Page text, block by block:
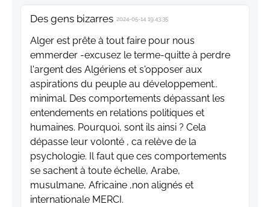
Des gens bizarres 2024-05-14 19:43:35
Alger est prête à tout faire pour nous
emmerder -excusez le terme-quitte à perdre
l'argent des Algériens et s'opposer aux
aspirations du peuple au développement..
minimal. Des comportements dépassant les
entendements en relations politiques et
humaines. Pourquoi, sont ils ainsi ? Cela
dépasse leur volonté , ca relève de la
psychologie. Il faut que ces comportements
se sachent à toute échelle, Arabe,
musulmane, Africaine ,non alignés et
internationale MERCI.